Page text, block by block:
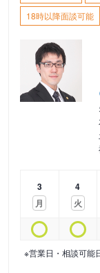
18時以降面談可能
3
月
4
火
※営業日・相談可能